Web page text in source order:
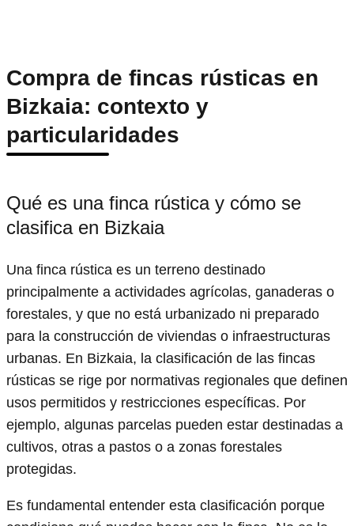
Compra de fincas rústicas en
Bizkaia: contexto y
particularidades
Qué es una finca rústica y cómo se
clasifica en Bizkaia
Una finca rústica es un terreno destinado
principalmente a actividades agrícolas, ganaderas o
forestales, y que no está urbanizado ni preparado
para la construcción de viviendas o infraestructuras
urbanas. En Bizkaia, la clasificación de las fincas
rústicas se rige por normativas regionales que definen
usos permitidos y restricciones específicas. Por
ejemplo, algunas parcelas pueden estar destinadas a
cultivos, otras a pastos o a zonas forestales
protegidas.
Es fundamental entender esta clasificación porque